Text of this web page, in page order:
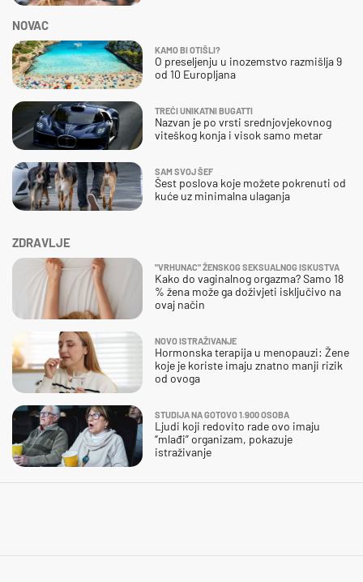
ZDRAVLJE
"VRHUNAC" ŽENSKOG SEKSUALNOG ISKUSTVA
Kako do vaginalnog orgazma? Samo 18
% žena može ga doživjeti isključivo na
ovaj način
NOVO ISTRAŽIVANJE
Hormonska terapija u menopauzi: Žene
koje je koriste imaju znatno manji rizik
od ovoga
STUDIJA NA GOTOVO 1.900 OSOBA
Ljudi koji redovito rade ovo imaju
“mlađi” organizam, pokazuje
istraživanje
NOVAC
KAMO BI OTIŠLI?
O preseljenju u inozemstvo razmišlja 9
od 10 Europljana
TREĆI UNIKATNI BUGATTI
Nazvan je po vrsti srednjovjekovnog
viteškog konja i visok samo metar
SAM SVOJ ŠEF
Šest poslova koje možete pokrenuti od
kuće uz minimalna ulaganja